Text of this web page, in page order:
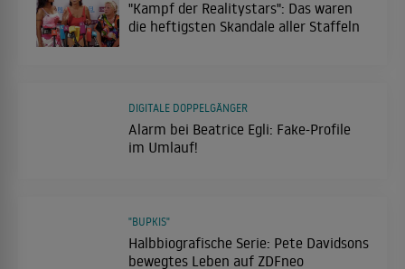
"Kampf der Realitystars": Das waren
die heftigsten Skandale aller Staffeln
Alarm bei Beatrice Egli: Fake-Profile
im Umlauf!
DIGITALE DOPPELGÄNGER
Halbbiografische Serie: Pete Davidsons
bewegtes Leben auf ZDFneo
"BUPKIS"